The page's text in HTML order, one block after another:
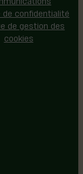
de confidentialité
de gestion des
cookies